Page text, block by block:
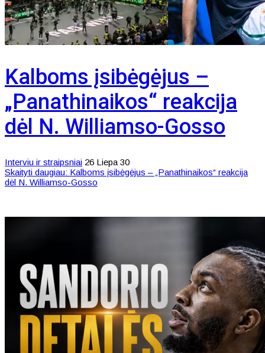
Kalboms įsibėgėjus –
„Panathinaikos“ reakcija
dėl N. Williamso-Gosso
Interviu ir straipsniai 26 Liepa 30
Skaityti daugiau: Kalboms įsibėgėjus – „Panathinaikos“ reakcija
dėl N. Williamso-Gosso